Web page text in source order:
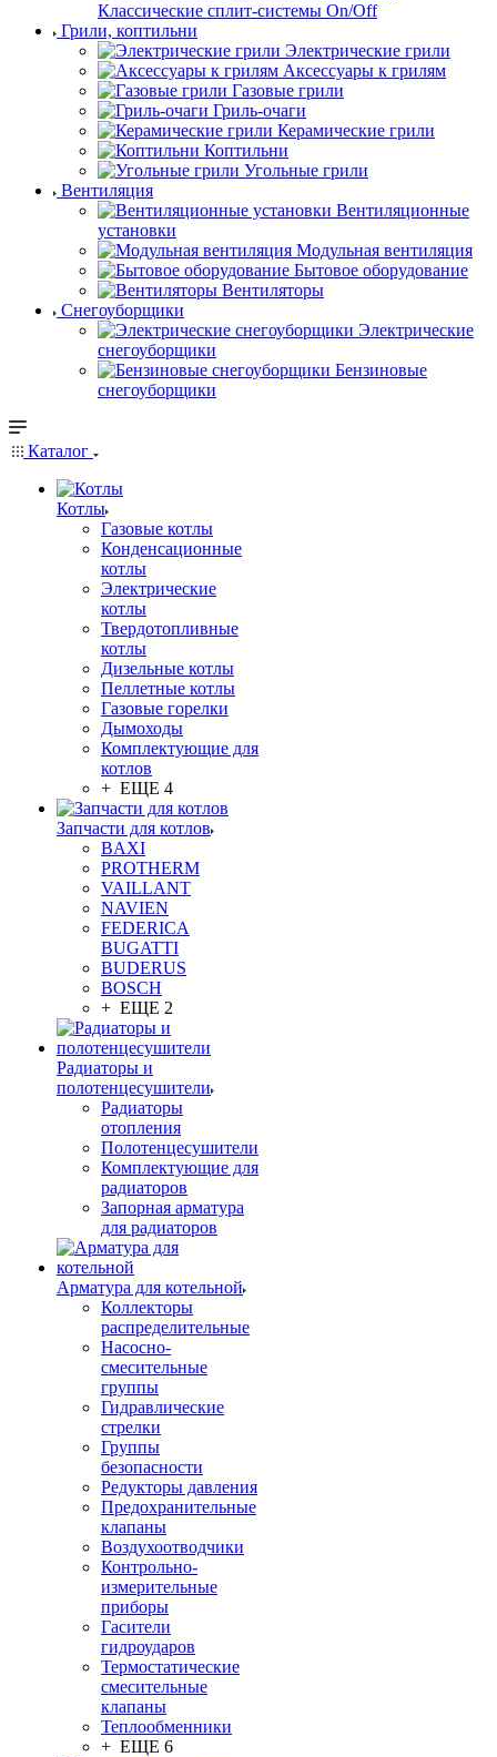
Классические сплит-системы On/Off
Грили, коптильни
Электрические грили
Аксессуары к грилям
Газовые грили
Гриль-очаги
Керамические грили
Коптильни
Угольные грили
Вентиляция
Вентиляционные
установки
Модульная вентиляция
Бытовое оборудование
Вентиляторы
Снегоуборщики
Электрические
снегоуборщики
Бензиновые
снегоуборщики
Каталог
Котлы
Газовые котлы
Конденсационные
котлы
Электрические
котлы
Твердотопливные
котлы
Дизельные котлы
Пеллетные котлы
Газовые горелки
Дымоходы
Комплектующие для
котлов
+ ЕЩЕ 4
Запчасти для котлов
BAXI
PROTHERM
VAILLANT
NAVIEN
FEDERICA
BUGATTI
BUDERUS
BOSCH
+ ЕЩЕ 2
Радиаторы и
полотенцесушители
Радиаторы
отопления
Полотенцесушители
Комплектующие для
радиаторов
Запорная арматура
для радиаторов
Арматура для котельной
Коллекторы
распределительные
Насосно-
смесительные
группы
Гидравлические
стрелки
Группы
безопасности
Редукторы давления
Предохранительные
клапаны
Воздухоотводчики
Контрольно-
измерительные
приборы
Гасители
гидроударов
Термостатические
смесительные
клапаны
Теплообменники
+ ЕЩЕ 6